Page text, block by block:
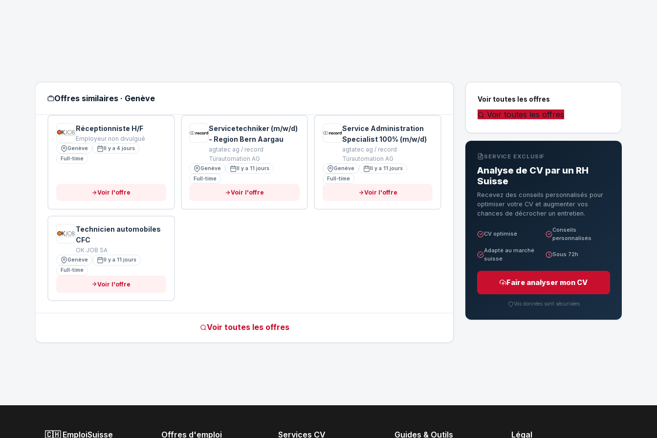
Offres similaires · Genève
Réceptionniste H/F
Employeur non divulgué
Genève
Il y a 4 jours
Full-time
Voir l'offre
Servicetechniker (m/w/d)
- Region Bern Aargau
agtatec ag / record
Türautomation AG
Genève
Il y a 11 jours
Full-time
Voir l'offre
Service Administration
Specialist 100% (m/w/d)
agtatec ag / record
Türautomation AG
Genève
Il y a 11 jours
Full-time
Voir l'offre
Technicien automobiles
CFC
OK JOB SA
Genève
Il y a 11 jours
Full-time
Voir l'offre
Voir toutes les offres
Voir toutes les offres
Voir toutes les offres
SERVICE EXCLUSIF
Analyse de CV par un RH
Suisse
Recevez des conseils personnalisés pour
optimiser votre CV et augmenter vos
chances de décrocher un entretien.
CV optimisé
Conseils
personnalisés
Adapté au marché
suisse
Sous 72h
Faire analyser mon CV
Vos données sont sécurisées
🇨🇭 EmploiSuisse Offres d'emploi Services CV Guides & Outils Légal